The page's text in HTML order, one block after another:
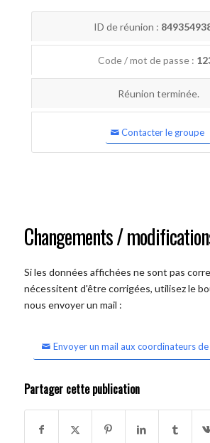
ID de réunion :
Code / mot de passe :
Réunion terminée.
Contacter le groupe
Changements /
Si les données affichées ne sont pas
nécessitent d'être corrigées, utilisez le
nous envoyer un mail :
Envoyer un mail aux coordinateurs
Partager cette publication